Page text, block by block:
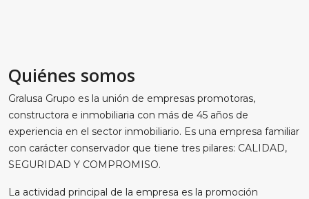
Quiénes somos
Gralusa Grupo es la unión de empresas promotoras,
constructora e inmobiliaria con más de 45 años de
experiencia en el sector inmobiliario. Es una empresa familiar
con carácter conservador que tiene tres pilares: CALIDAD,
SEGURIDAD Y COMPROMISO.
La actividad principal de la empresa es la promoción